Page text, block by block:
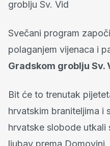
groblju Sv. Vid
Svečani program
polaganjem vijenaca i
Gradskom groblju Sv.
Bit će to trenutak
hrvatskim braniteljima i
hrvatske slobode utkali
ljubav prema Domovini.